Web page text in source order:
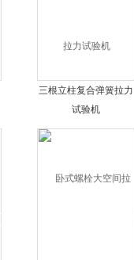
三根立柱复合弹簧拉力
试验机